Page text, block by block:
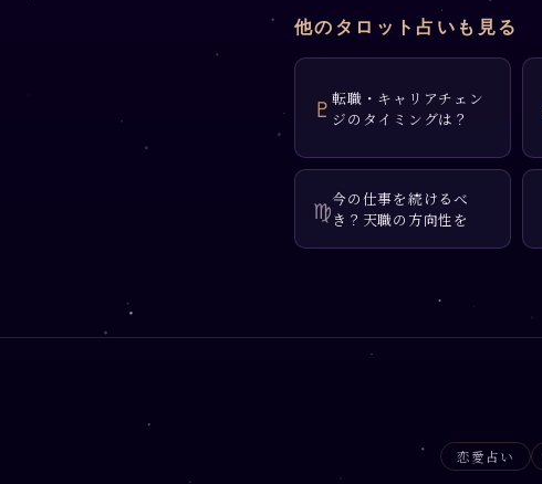
他のタロット占いも見る
♇ 転職・キャリアチェン
ジのタイミングは？
♍今の仕事を続けるべ
き？天職の方向性を
恋愛占い